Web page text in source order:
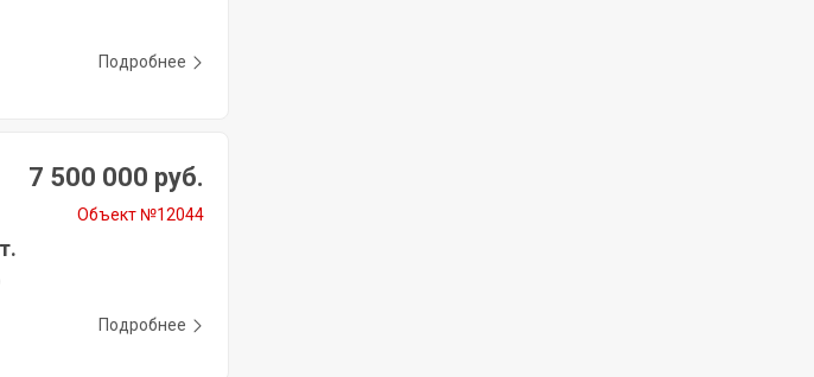
Подробнее
7 500 000 руб.
Объект №12044
Подробнее